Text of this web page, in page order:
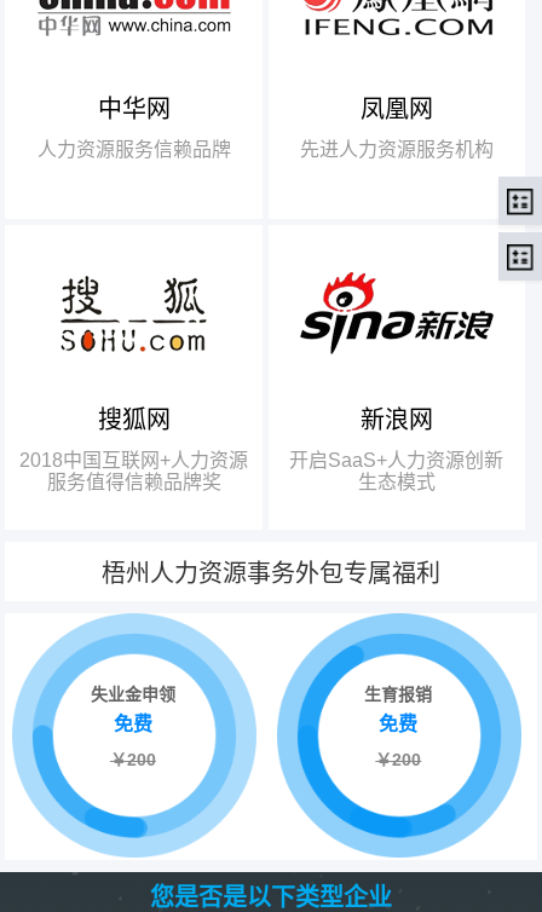
中华网
人力资源服务信赖品牌
【腾讯】“2018中国互联网
+行业领军企业奖”
【瑞方】“2018中国互联网
+人力资源服务值得信赖品牌奖”。
凤凰网
先进人力资源服务机构
搜狐网
2018中国互联网+人力资源
服务值得信赖品牌奖
瑞方人力获得人力资源行业唯
一奖项——“2018中国互联网+人
力资源服务值得信赖品牌奖”
新浪网
开启SaaS+人力资源创新
生态模式
梧州人力资源事务外包专属福利
失业金申领
免费
￥200
生育报销
免费
￥200
您是否是以下类型企业